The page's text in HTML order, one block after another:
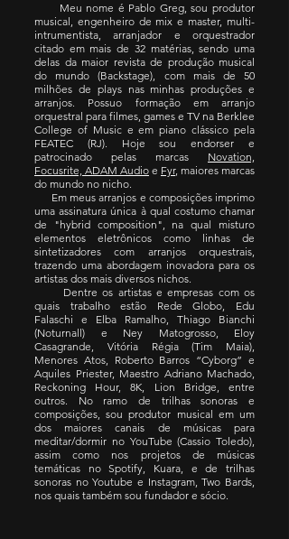
Meu nome é Pablo Greg, sou produtor
musical, engenheiro de mix e master, multi-
intrumentista, arranjador e orquestrador
citado em mais de 32 matérias, sendo uma
delas da maior revista de produção musical
do mundo (Backstage), com mais de 50
milhões de plays nas minhas produções e
arranjos. Possuo formação em arranjo
orquestral para filmes, games e TV na Berklee
College of Music e em piano clássico pela
FEATEC (RJ). Hoje sou endorser e
patrocinado pelas marcas Novation,
Focusrite, ADAM Audio e Fyr, maiores marcas
do mundo no nicho.
Em meus arranjos e composições imprimo
uma assinatura única à qual costumo chamar
de "hybrid composition", na qual misturo
elementos eletrônicos como linhas de
sintetizadores com arranjos orquestrais,
trazendo uma abordagem inovadora para os
artistas dos mais diversos nichos.
Dentre os artistas e empresas com os
quais trabalho estão Rede Globo, Edu
Falaschi e Elba Ramalho, Thiago Bianchi
(Noturnall) e Ney Matogrosso, Eloy
Casagrande, Vitória Régia (Tim Maia),
Menores Atos, Roberto Barros “Cyborg” e
Aquiles Priester, Maestro Adriano Machado,
Reckoning Hour, 8K, Lion Bridge, entre
outros. No ramo de trilhas sonoras e
composições, sou produtor musical em um
dos maiores canais de músicas para
meditar/dormir no YouTube (Cassio Toledo),
assim como nos projetos de músicas
temáticas no Spotify, Kuara, e de trilhas
sonoras no Youtube e Instagram, Two Bards,
nos quais também sou fundador e sócio.